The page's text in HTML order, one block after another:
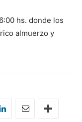
hs. donde los
almuerzo y